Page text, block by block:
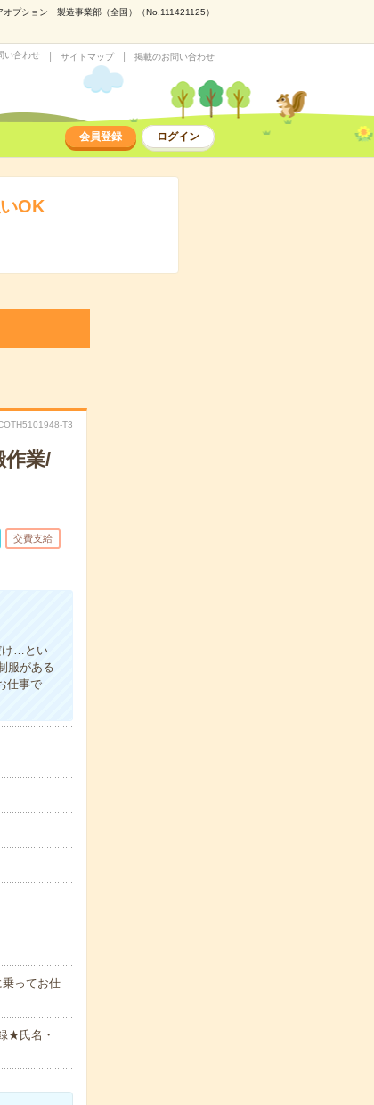
オプション 製造事業部（全国）（No.111421125）
い合わせ サイトマップ 掲載のお問い合わせ
会員登録 ログイン
OK
T3
作業/
交費支給
け…とい
服がある
仕事で
ってお仕
★氏名・